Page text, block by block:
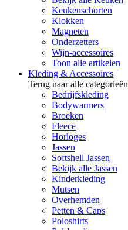
Keukenschorten
Klokken
Magneten
Onderzetters
Wijn-accessoires
Toon alle artikelen
Kleding & Accessoires
Terug naar alle categorieën
Bedrijfskleding
Bodywarmers
Broeken
Fleece
Horloges
Jassen
Softshell Jassen
Bekijk alle Jassen
Kinderkleding
Mutsen
Overhemden
Petten & Caps
Poloshirts